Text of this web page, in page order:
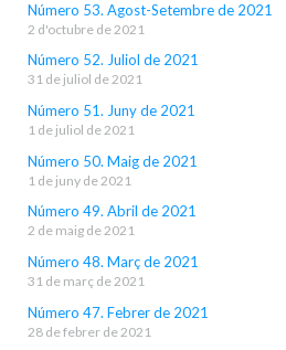
Número 53. Agost-Setembre de 2021
2 d'octubre de 2021
Número 52. Juliol de 2021
31 de juliol de 2021
Número 51. Juny de 2021
1 de juliol de 2021
Número 50. Maig de 2021
1 de juny de 2021
Número 49. Abril de 2021
2 de maig de 2021
Número 48. Març de 2021
31 de març de 2021
Número 47. Febrer de 2021
28 de febrer de 2021